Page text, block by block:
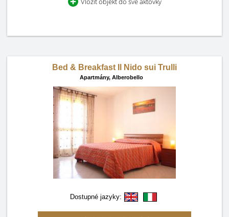
Bed & Breakfast Il Nido sui Trulli
Apartmány, Alberobello
Dostupné jazyky: